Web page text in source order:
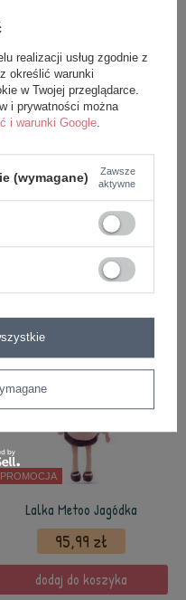
Lalka Metoo personalizowana
Panda 50cm
89,99 zł
dodaj do koszyka
PROMOCJA
Lalka Metoo Jagódka
95,99 zł
dodaj do koszyka
realizacji usług zgodnie z
określić warunki
w Twojej przeglądarce.
i prywatności można
i warunki Google
(wymagane)
Zawsze
aktywne